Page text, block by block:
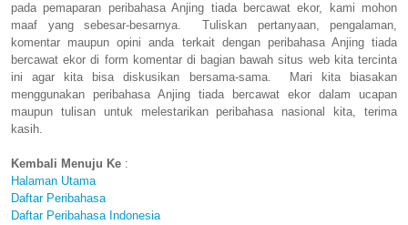
pada pemaparan peribahasa Anjing tiada bercawat ekor, kami mohon
maaf yang sebesar-besarnya. Tuliskan pertanyaan, pengalaman,
komentar maupun opini anda terkait dengan peribahasa Anjing tiada
bercawat ekor di form komentar di bagian bawah situs web kita tercinta
ini agar kita bisa diskusikan bersama-sama. Mari kita biasakan
menggunakan peribahasa Anjing tiada bercawat ekor dalam ucapan
maupun tulisan untuk melestarikan peribahasa nasional kita, terima
kasih.
Kembali Menuju Ke :
Halaman Utama
Daftar Peribahasa
Daftar Peribahasa Indonesia